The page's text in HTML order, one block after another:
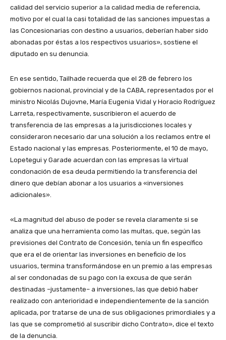
calidad del servicio superior a la calidad media de referencia,
motivo por el cual la casi totalidad de las sanciones impuestas a
las Concesionarias con destino a usuarios, deberían haber sido
abonadas por éstas a los respectivos usuarios», sostiene el
diputado en su denuncia.
En ese sentido, Tailhade recuerda que el 28 de febrero los
gobiernos nacional, provincial y de la CABA, representados por el
ministro Nicolás Dujovne, María Eugenia Vidal y Horacio Rodríguez
Larreta, respectivamente, suscribieron el acuerdo de
transferencia de las empresas a la jurisdicciones locales y
consideraron necesario dar una solución a los reclamos entre el
Estado nacional y las empresas. Posteriormente, el 10 de mayo,
Lopetegui y Garade acuerdan con las empresas la virtual
condonación de esa deuda permitiendo la transferencia del
dinero que debían abonar a los usuarios a «inversiones
adicionales».
«La magnitud del abuso de poder se revela claramente si se
analiza que una herramienta como las multas, que, según las
previsiones del Contrato de Concesión, tenía un fin específico
que era el de orientar las inversiones en beneficio de los
usuarios, termina transformándose en un premio a las empresas
al ser condonadas de su pago con la excusa de que serán
destinadas –justamente– a inversiones, las que debió haber
realizado con anterioridad e independientemente de la sanción
aplicada, por tratarse de una de sus obligaciones primordiales y a
las que se comprometió al suscribir dicho Contrato», dice el texto
de la denuncia.